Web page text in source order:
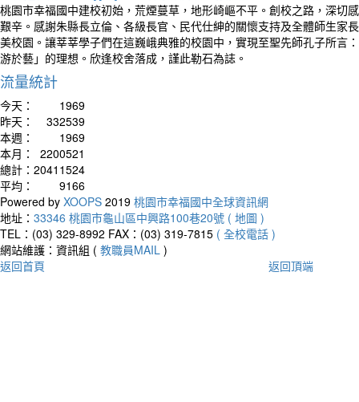
桃園市幸福國中建校初始，荒煙蔓草，地形崎嶇不平。創校之路，深切
艱辛。感謝朱縣長立倫、各級長官、民代仕紳的關懷支持及全體師生家
美校園。讓莘莘學子們在這巍峨典雅的校園中，實現至聖先師孔子所言
游於藝」的理想。欣逢校舍落成，謹此勒石為誌。
流量統計
今天：
1969
昨天：
332539
本週：
1969
本月：
2200521
總計： 20411524
平均：
9166
Powered by XOOPS 2019 桃園市幸福國中全球資訊網
地址： 33346 桃園市龜山區中興路100巷20號 ( 地圖 )
TEL：(03) 329-8992 FAX：(03) 319-7815 ( 全校電話 )
網站維護：資訊組 ( 教職員MAIL )
返回首頁
返回頂端